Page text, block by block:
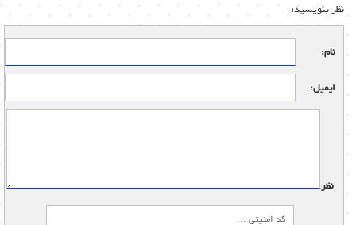
نظر بنویسید:
نام:
ایمیل:
نظر: